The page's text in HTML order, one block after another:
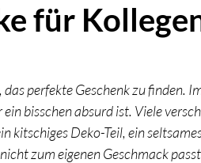
Hochzeit Sankt Martin
für
perfekte Geschenk zu finden.
bisschen absurd ist. Viele
kitschiges Deko-Teil, ein
zum eigenen Geschmack